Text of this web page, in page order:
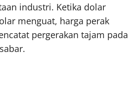
industri. Ketika dolar
menguat, harga perak
pergerakan tajam pada